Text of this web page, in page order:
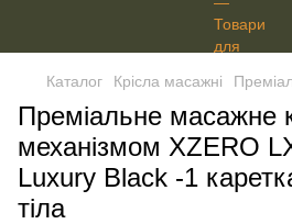
Каталог Крісла масажні
Преміальне масажне
механізмом XZERO
Luxury Black -1
тіла